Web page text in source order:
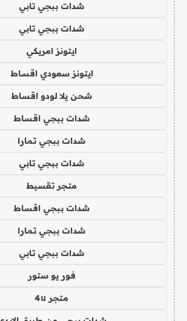
شدات ببجي تابي
شدات ببجي تابي
ايتونز امريكي
ايتونز سعودي اقساط
شحن يلا لودو اقساط
شدات ببجي اقساط
شدات ببجي تمارا
شدات ببجي تابي
متجر تقسيط
شدات ببجي اقساط
شدات ببجي تمارا
شدات ببجي تابي
فور يو ستور
متجر 4u